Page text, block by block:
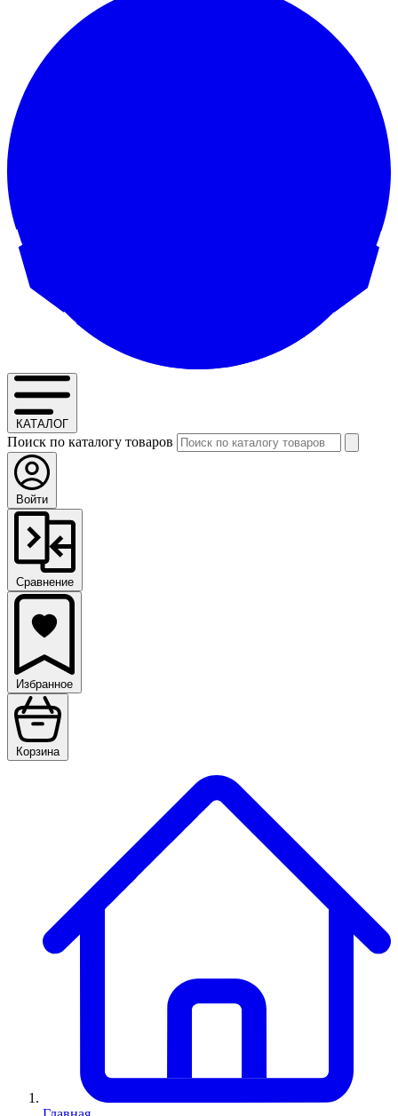
КАТАЛОГ
Поиск по каталогу товаров
Войти
Сравнение
Избранное
Корзина